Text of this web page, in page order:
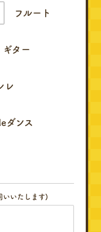
フルート
ギター
レ
ダンス
いいたします)